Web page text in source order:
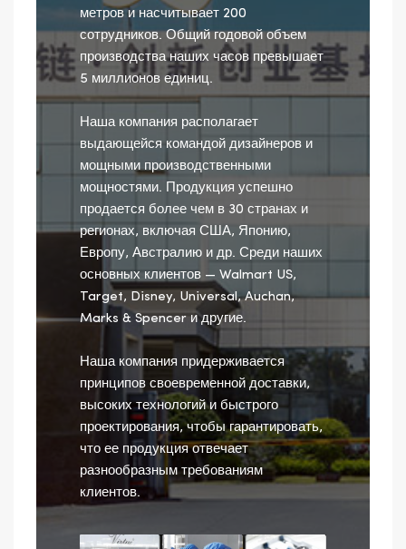
метров и насчитывает 200
сотрудников. Общий годовой объем
производства наших часов превышает
5 миллионов единиц.
Наша компания располагает
выдающейся командой дизайнеров и
мощными производственными
мощностями. Продукция успешно
продается более чем в 30 странах и
регионах, включая США, Японию,
Европу, Австралию и др. Среди наших
основных клиентов — Walmart US,
Target, Disney, Universal, Auchan,
Marks & Spencer и другие.
Наша компания придерживается
принципов своевременной доставки,
высоких технологий и быстрого
проектирования, чтобы гарантировать,
что ее продукция отвечает
разнообразным требованиям
клиентов.